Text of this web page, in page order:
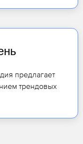
предлагает
трендовых